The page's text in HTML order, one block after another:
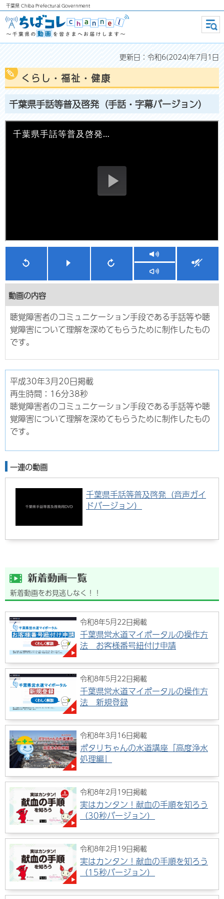
千葉県 Chiba Prefectural Government
ちばコレchannel ～千葉県の動画
を皆さまへお届けします～
メニ
ュー
更新日：令和6(2024)年7月1日
くらし・福祉・健康
千葉県手話等普及啓発（手話・字幕バージョン）
動画の内容
聴覚障害者のコミュニケーション手段である手話等や聴
覚障害について理解を深めてもらうために制作したもの
です。
平成30年3月20日掲載
再生時間：16分38秒
聴覚障害者のコミュニケーション手段である手話等や聴
覚障害について理解を深めてもらうために制作したもの
です。
一連の動画
千葉県手話等普及啓発（音声ガイ
ドバージョン）
新着動画をお見逃しなく！！
令和8年5月22日掲載
千葉県営水道マイポータルの操作方
法 お客様番号紐付け申請
令和8年5月22日掲載
千葉県営水道マイポータルの操作方
法 新規登録
令和8年3月16日掲載
ポタリちゃんの水道講座「高度浄水
処理編」
令和8年2月19日掲載
実はカンタン！献血の手順を知ろう
（30秒バージョン）
令和8年2月19日掲載
実はカンタン！献血の手順を知ろう
（15秒バージョン）